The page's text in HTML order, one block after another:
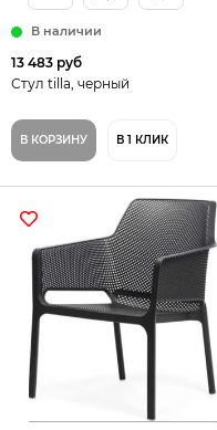
В наличии
13 483 руб
Стул tilla, черный
В КОРЗИНУ В 1 КЛИК